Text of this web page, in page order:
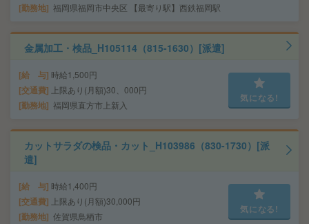
勤務地 福岡県福岡市中央区 【最寄り駅】西鉄福岡駅
金属加工・検品_H105114（815-1630）[派遣]
給 与 時給1,500円
交通費 上限あり(月額)30、000円
勤務地 福岡県直方市上新入
気になる!
カットサラダの検品・カット_H103986（830-1730）[派
遣]
給 与 時給1,400円
交通費 上限あり(月額)30,000円
勤務地 佐賀県鳥栖市
気になる!